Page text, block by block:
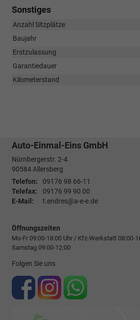
Sonstiges
Anzahl Sitzplätze
Baujahr
Erstzulassung
Garantiedauer
Kilometerstand
Auto-Einmal-Eins GmbH
Nürnbergerstr. 2-4
90584Allersberg
Telefon:
09176 98 66-11
Telefax:
09176 99 90 00
E-Mail:
t.endres@a-e-e.de
Öffnungszeiten
Mo-Fr 09:00-18:00 Uhr / Kfz-Werkstatt 08:00-
Samstag 09:00-12:00
Folgen Sie uns